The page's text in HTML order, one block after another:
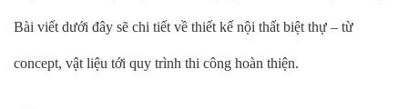
Bài viết dưới đây sẽ chi tiết về thiết kế nội thất biệt thự – từ
concept, vật liệu tới quy trình thi công hoàn thiện.